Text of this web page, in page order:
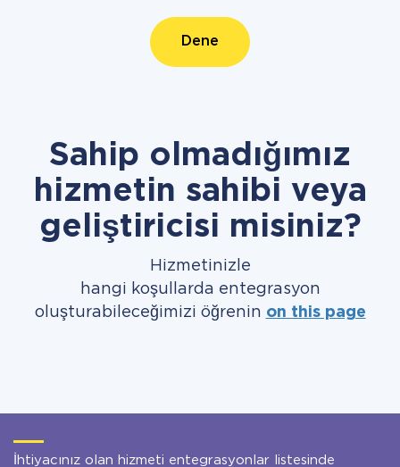
Dene
Sahip olmadığımız
hizmetin sahibi veya
geliştiricisi misiniz?
Hizmetinizle
hangi koşullarda entegrasyon
oluşturabileceğimizi öğrenin on this page
İhtiyacınız olan hizmeti entegrasyonlar listesinde